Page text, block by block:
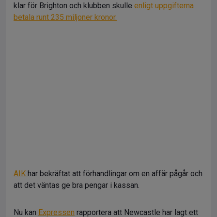
klar för Brighton och klubben skulle enligt uppgifterna
betala runt 235 miljoner kronor.
AIK har bekräftat att förhandlingar om en affär pågår och
att det väntas ge bra pengar i kassan.
Nu kan Expressen rapportera att Newcastle har lagt ett